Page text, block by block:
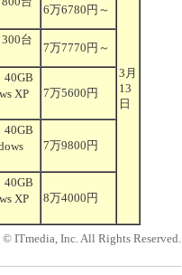
3月
13
日
6万6780円～
台
7万7770円～
40GB
XP
7万5600円
40GB
7万9800円
40GB
XP
8万4000円
ITmedia, Inc. All Rights Reserved.